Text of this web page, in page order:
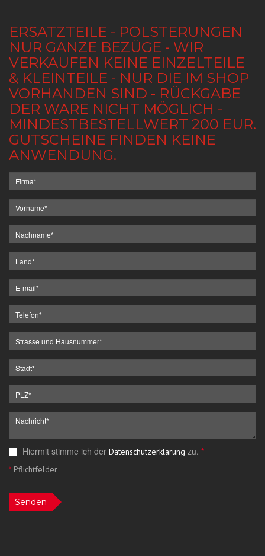
ERSATZTEILE - POLSTERUNGEN
NUR GANZE BEZÜGE - WIR
VERKAUFEN KEINE EINZELTEILE
& KLEINTEILE - NUR DIE IM SHOP
VORHANDEN SIND - RÜCKGABE
DER WARE NICHT MÖGLICH -
MINDESTBESTELLWERT 200 EUR.
GUTSCHEINE FINDEN KEINE
ANWENDUNG.
Hiermit stimme ich der Datenschutzerklärung zu. *
*Pflichtfelder
Senden